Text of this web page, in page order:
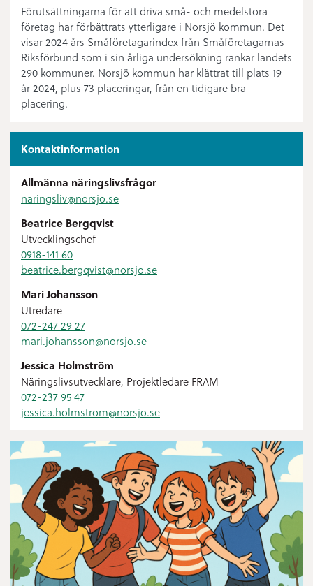
Förutsättningarna för att driva små- och medelstora
företag har förbättrats ytterligare i Norsjö kommun. Det
visar 2024 års Småföretagarindex från Småföretagarnas
Riksförbund som i sin årliga undersökning rankar landets
290 kommuner. Norsjö kommun har klättrat till plats 19
år 2024, plus 73 placeringar, från en tidigare bra
placering.
Kontaktinformation
Allmänna näringslivsfrågor
naringsliv@norsjo.se
Beatrice Bergqvist
Utvecklingschef
0918-141 60
beatrice.bergqvist@norsjo.se
Mari Johansson
Utredare
072-247 29 27
mari.johansson@norsjo.se
Jessica Holmström
Näringslivsutvecklare, Projektledare FRAM
072-237 95 47
jessica.holmstrom@norsjo.se